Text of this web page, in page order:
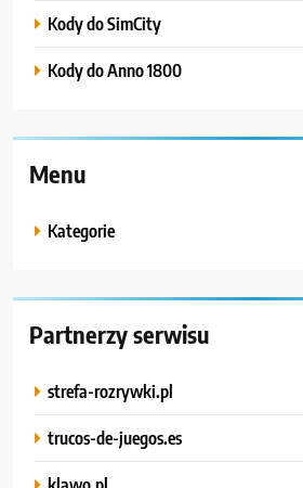
Kody do SimCity
Kody do Anno 1800
Menu
Kategorie
Partnerzy serwisu
strefa-rozrywki.pl
trucos-de-juegos.es